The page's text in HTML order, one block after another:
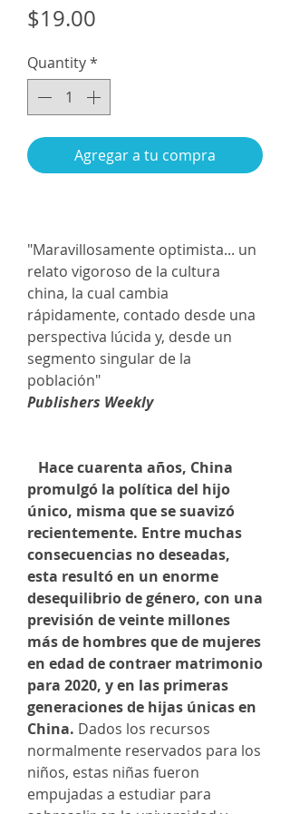
$19.00
Quantity*
Agregar a tu compra
"Maravillosamente optimista... un
relato vigoroso de la cultura
china, la cual cambia
rápidamente, contado desde una
perspectiva lúcida y, desde un
segmento singular de la
población"
Publishers Weekly
Hace cuarenta años, China
promulgó la política del hijo
único, misma que se suavizó
recientemente. Entre muchas
consecuencias no deseadas,
esta resultó en un enorme
desequilibrio de género, con una
previsión de veinte millones
más de hombres que de mujeres
en edad de contraer matrimonio
para 2020, y en las primeras
generaciones de hijas únicas en
China. Dados los recursos
normalmente reservados para los
niños, estas niñas fueron
empujadas a estudiar para